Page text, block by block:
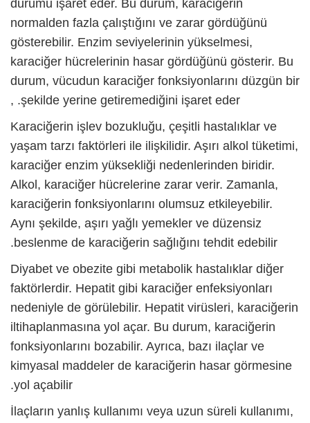
durumu işaret eder. Bu durum, karaciğerin
normalden fazla çalıştığını ve zarar gördüğünü
gösterebilir. Enzim seviyelerinin yükselmesi,
karaciğer hücrelerinin hasar gördüğünü gösterir. Bu
durum, vücudun karaciğer fonksiyonlarını düzgün bir
şekilde yerine getiremediğini işaret eder. ,
Karaciğerin işlev bozukluğu, çeşitli hastalıklar ve
yaşam tarzı faktörleri ile ilişkilidir. Aşırı alkol tüketimi,
karaciğer enzim yüksekliği nedenlerinden biridir.
Alkol, karaciğer hücrelerine zarar verir. Zamanla,
karaciğerin fonksiyonlarını olumsuz etkileyebilir.
Aynı şekilde, aşırı yağlı yemekler ve düzensiz
beslenme de karaciğerin sağlığını tehdit edebilir.
Diyabet ve obezite gibi metabolik hastalıklar diğer
faktörlerdir. Hepatit gibi karaciğer enfeksiyonları
nedeniyle de görülebilir. Hepatit virüsleri, karaciğerin
iltihaplanmasına yol açar. Bu durum, karaciğerin
fonksiyonlarını bozabilir. Ayrıca, bazı ilaçlar ve
kimyasal maddeler de karaciğerin hasar görmesine
yol açabilir.
İlaçların yanlış kullanımı veya uzun süreli kullanımı,